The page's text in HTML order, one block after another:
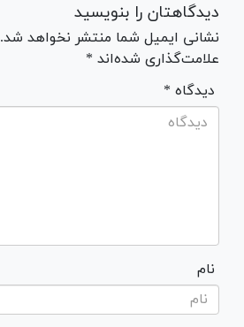
دیدگاهتان را بنویسید
نشانی ایمیل شما منتشر نخواهد
علامت‌گذاری شده‌اند *
* دیدگاه
نام